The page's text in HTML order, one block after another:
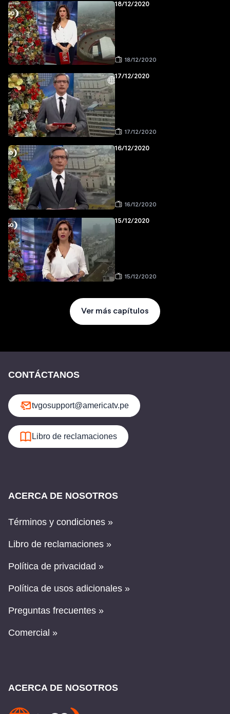
18/12/2020
18/12/2020
17/12/2020
17/12/2020
16/12/2020
16/12/2020
15/12/2020
15/12/2020
Ver más capítulos
CONTÁCTANOS
tvgosupport@americatv.pe
Libro de reclamaciones
ACERCA DE NOSOTROS
Términos y condiciones »
Libro de reclamaciones »
Política de privacidad »
Política de usos adicionales »
Preguntas frecuentes »
Comercial »
ACERCA DE NOSOTROS